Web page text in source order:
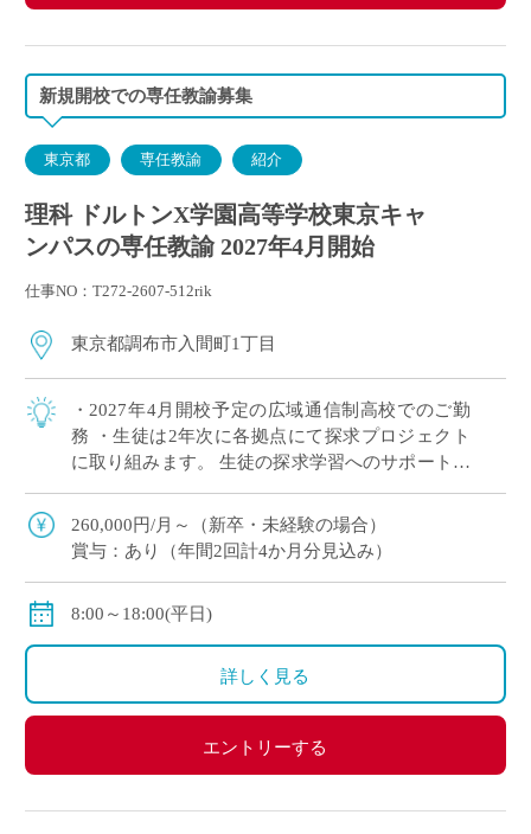
新規開校での専任教諭募集
東京都 専任教諭 紹介
理科 ドルトンX学園高等学校東京キャ
ンパスの専任教諭 2027年4月開始
仕事NO：T272-2607-512rik
東京都調布市入間町1丁目
・2027年4月開校予定の広域通信制高校でのご勤
務 ・生徒は2年次に各拠点にて探求プロジェクト
に取り組みます。 生徒の探求学習へのサポートに
ご興味がある方など、積極的にご応募ください！
※ドルトンX学園高等学校 東京キャ […]
260,000円/月～（新卒・未経験の場合）
賞与：あり（年間2回計4か月分見込み）
8:00～18:00(平日)
詳しく見る
エントリーする